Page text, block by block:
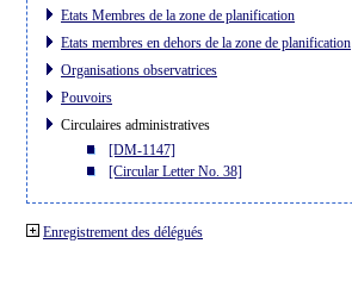
Etats Membres de la zone de planification
Etats membres en dehors de la zone de planification
Organisations observatrices
Pouvoirs
Circulaires administratives
[DM-1147]
[Circular Letter No. 38]
Enregistrement des délégués